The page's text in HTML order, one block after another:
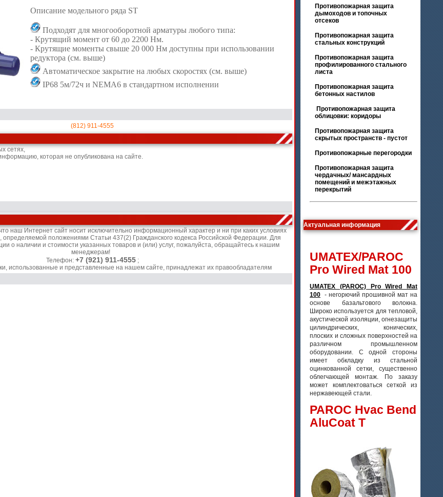
Описание модельного ряда SТ
Подходят для многооборотной арматуры любого типа:
- Крутящий момент от 60 до 2200 Нм.
- Крутящие моменты свыше 20 000 Нм доступны при использовании
редуктора (см. выше)
Автоматическое закрытие на любых скоростях (см. выше)
IP68 5м/72ч и NEMA6 в стандартном исполнении
(812) 911-4555
сетях,
которая не опубликована на сайте.
наш Интернет сайт носит исключительно информационный характер и ни при каких условиях
положениями Статьи 437(2) Гражданского кодекса Российской Федерации. Для
о наличии и стоимости указанных товаров и (или) услуг, пожалуйста, обращайтесь к нашим
менеджерам!
Телефон: +7 (921) 911-4555;
использованные и представленные на нашем сайте, принадлежат их правообладателям
Противопожарная защита
дымоходов и топочных
отсеков
Противопожарная защита
стальных конструкций
Противопожарная защита
профилированного стального
листа
Противопожарная защита
бетонных настилов
Противопожарная защита
облицовки: коридоры
Противопожарная защита
скрытых пространств - пустот
Противопожарные перегородки
Противопожарная защита
чердачных/ мансардных
помещений и межэтажных
перекрытий
Актуальная информация
UMATEX/PAROC
Pro Wired Mat 100
UMATEX (PAROC) Pro Wired Mat
100 - негорючий прошивной мат на
основе базальтового волокна.
Широко используется для тепловой,
акустической изоляции, огнезащиты
цилиндрических, конических,
плоских и сложных поверхностей на
различном промышленном
оборудовании. С одной стороны
имеет обкладку из стальной
оцинкованной сетки, существенно
облегчающей монтаж. По заказу
может комплектоваться сеткой из
нержавеющей стали.
PAROC Hvac Bend
AluCoat T